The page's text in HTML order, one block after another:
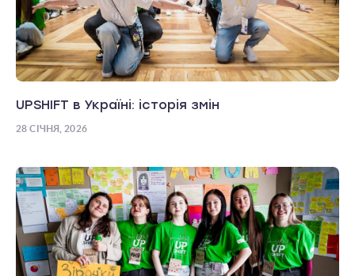
UPSHIFT в Україні: історія змін
28 СІЧНЯ, 2026